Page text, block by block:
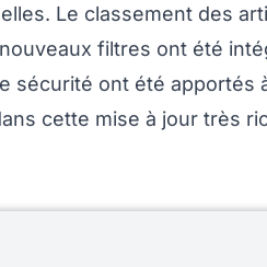
Le classement des
filtres ont été
sécurité ont été apportés
cette mise à jour très